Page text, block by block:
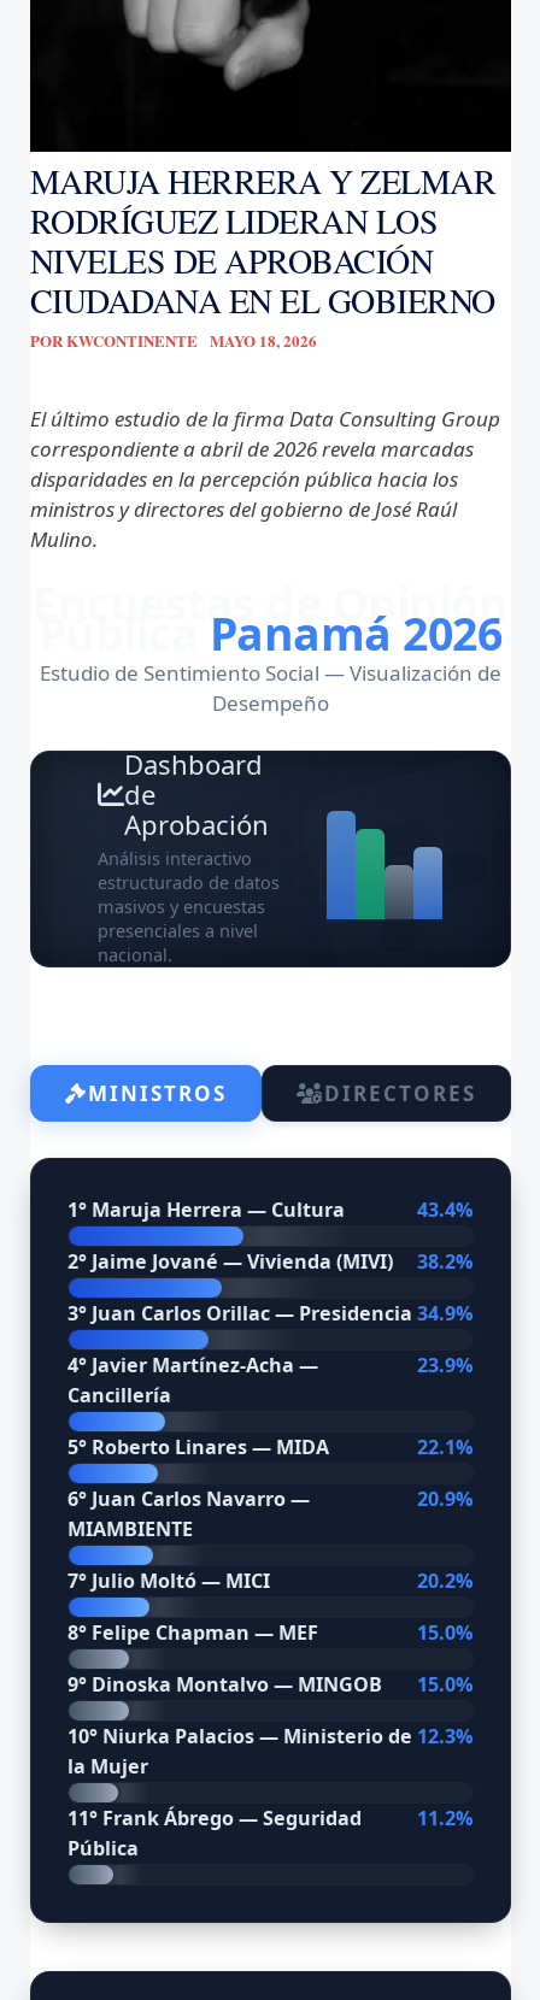
MARUJA HERRERA Y ZELMAR
RODRÍGUEZ LIDERAN LOS
NIVELES DE APROBACIÓN
CIUDADANA EN EL GOBIERNO
PORKWCONTINENTE MAYO 18, 2026
El último estudio de la firma Data Consulting Group
correspondiente a abril de 2026 revela marcadas
disparidades en la percepción pública hacia los
ministros y directores del gobierno de José Raúl
Mulino.
Encuestas de Opinión
Panamá 2026
Estudio de Sentimiento Social — Visualización de
Desempeño
Dashboard
de
Aprobación
Análisis interactivo
estructurado de datos
masivos y encuestas
presenciales a nivel
nacional.
MINISTROS DIRECTORES
1° Maruja Herrera — Cultura
43.4%
2° Jaime Jované — Vivienda (MIVI)
38.2%
3° Juan Carlos Orillac — Presidencia 34.9%
4° Javier Martínez-Acha —
Cancillería
23.9%
5° Roberto Linares — MIDA
22.1%
6° Juan Carlos Navarro —
MIAMBIENTE
20.9%
7° Julio Moltó — MICI
20.2%
8° Felipe Chapman — MEF
15.0%
9° Dinoska Montalvo — MINGOB
15.0%
10° Niurka Palacios — Ministerio de
la Mujer
12.3%
11° Frank Ábrego — Seguridad
Pública
11.2%